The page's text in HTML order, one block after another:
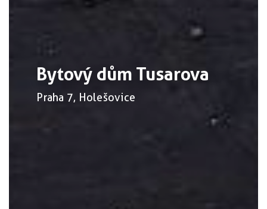
Bytový dům Tusarova
Praha 7, Holešovice